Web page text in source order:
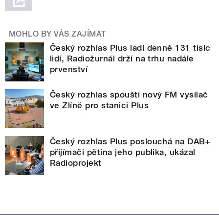
MOHLO BY VÁS ZAJÍMAT
Český rozhlas Plus ladí denně 131 tisíc
lidí, Radiožurnál drží na trhu nadále
prvenství
Český rozhlas spouští nový FM vysílač
ve Zlíně pro stanici Plus
Český rozhlas Plus poslouchá na DAB+
přijímači pětina jeho publika, ukázal
Radioprojekt